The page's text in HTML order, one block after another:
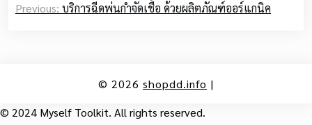
navigation
Previous: บริการฉีดพ่นกำจัดเชื้อ ด้วยผลิตภัณฑ์ออร์แกนิค
© 2026 shopdd.info |
© 2024 Myself Toolkit. All rights reserved.